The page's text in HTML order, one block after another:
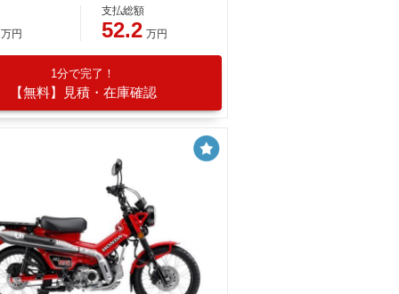
万円
支払総額
52.2 万円
1分で完了！
【無料】見積・在庫確認